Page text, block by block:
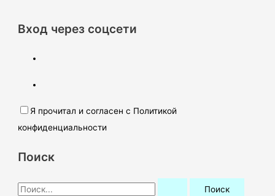
Вход через соцсети
Я прочитал и согласен с Политикой
конфиденциальности
Поиск
П